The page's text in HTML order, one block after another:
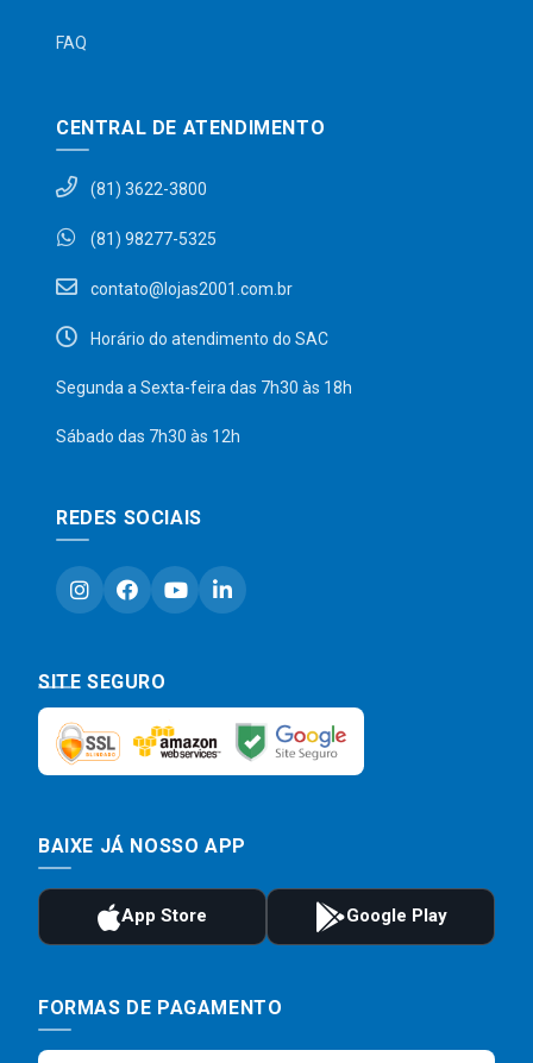
FAQ
CENTRAL DE ATENDIMENTO
(81) 3622-3800
(81) 98277-5325
contato@lojas2001.com.br
Horário do atendimento do SAC
Segunda a Sexta-feira das 7h30 às 18h
Sábado das 7h30 às 12h
REDES SOCIAIS
SITE SEGURO
BAIXE JÁ NOSSO APP
FORMAS DE PAGAMENTO